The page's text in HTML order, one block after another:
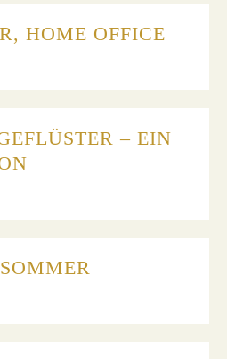
HOME OFFICE
– EIN T